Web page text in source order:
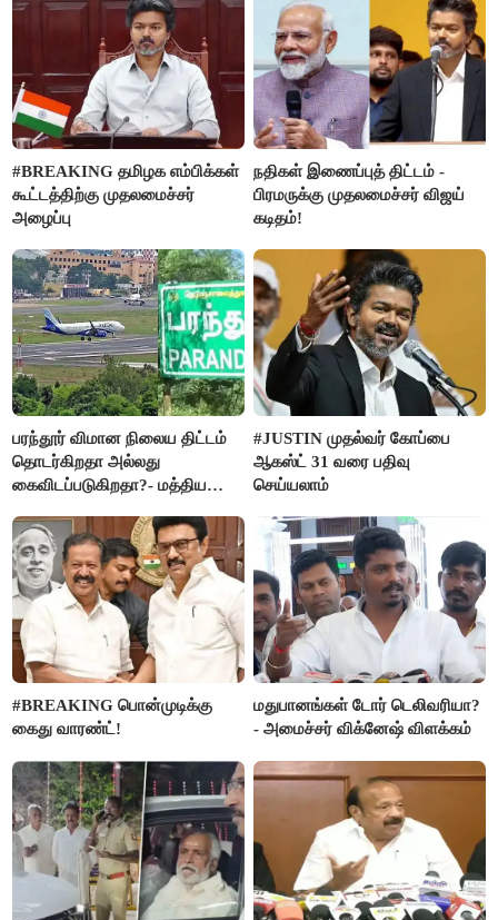
#BREAKING தமிழக எம்பிக்கள்
கூட்டத்திற்கு முதலமைச்சர்
அழைப்பு
நதிகள் இணைப்புத் திட்டம் -
பிரமருக்கு முதலமைச்சர் விஜய்
கடிதம்!
பரந்தூர் விமான நிலைய திட்டம்
தொடர்கிறதா அல்லது
கைவிடப்படுகிறதா?- மத்திய
#JUSTIN முதல்வர் கோப்பை
ஆகஸ்ட் 31 வரை பதிவு
செய்யலாம்
#BREAKING பொன்முடிக்கு
கைது வாரண்ட்!
மதுபானங்கள் டோர் டெலிவரியா?
- அமைச்சர் விக்னேஷ் விளக்கம்